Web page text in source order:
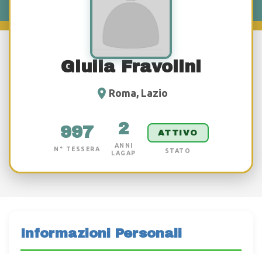
Giulia Fravolini
Roma, Lazio
997
N° TESSERA
2
ANNI
LAGAP
ATTIVO
STATO
Informazioni Personali